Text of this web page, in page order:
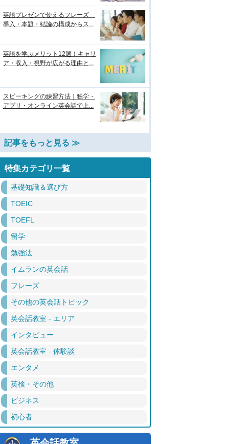
英語プレゼンで使えるフレーズ
導入・本題・結論の構成からス...
英語を学ぶメリット12選！キャリ
ア・収入・視野が広がる理由と...
スピーキングの練習方法｜独学・
アプリ・オンライン英会話で上...
記事をもっと見る ≫
特集カテゴリ一覧
基礎知識＆選び方
TOEIC
TOEFL
留学
勉強法
イムランの英会話
フレーズ
その他の英会話トピック
英会話教室 - エリア
インタビュー
英会話教室 - 体験談
エンタメ
英検・その他
ビジネス
初心者